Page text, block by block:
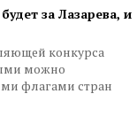
за Лазарева, и
конкурса
можно
флагами стран